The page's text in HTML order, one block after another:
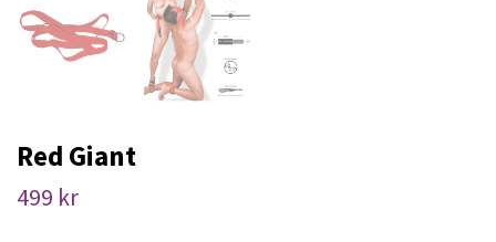
Red Giant
499 kr